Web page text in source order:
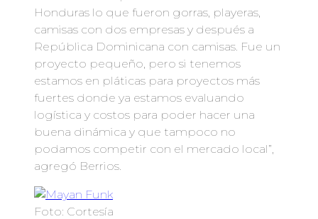
Honduras lo que fueron gorras, playeras,
camisas con dos empresas y después a
República Dominicana con camisas. Fue un
proyecto pequeño, pero si tenemos
estamos en pláticas para proyectos más
fuertes donde ya estamos evaluando
logística y costos para poder hacer una
buena dinámica y que tampoco no
podamos competir con el mercado local”,
agregó Berrios.
Foto: Cortesía